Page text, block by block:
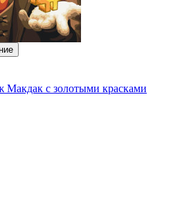
с золотыми красками